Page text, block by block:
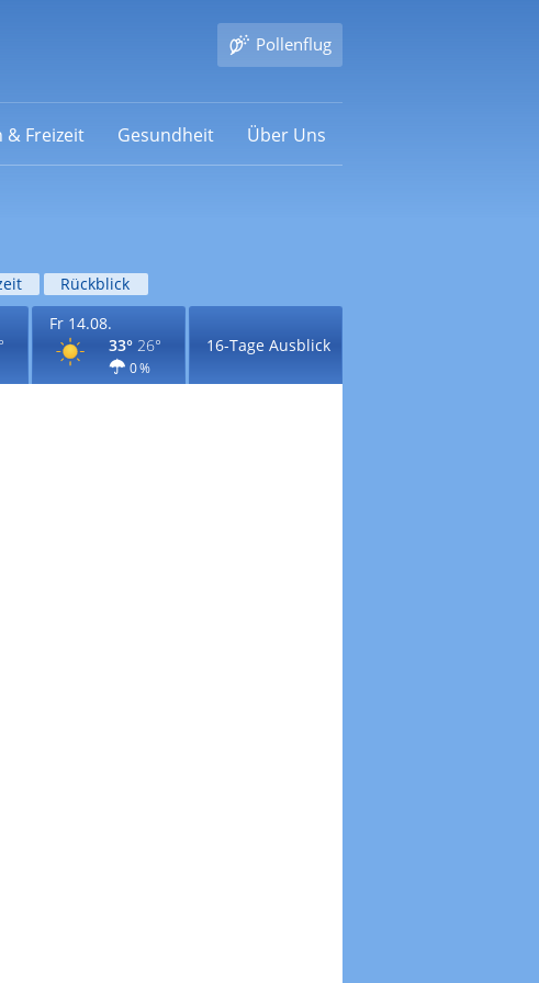
Pollenflug
& Freizeit Gesundheit Über Uns
Rückblick
Fr 14.08.
33° 26°
0 %
16-Tage Ausblick